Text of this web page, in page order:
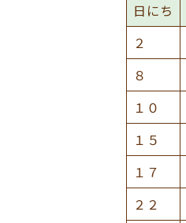
日にち
２
８
１０
１５
１７
２２